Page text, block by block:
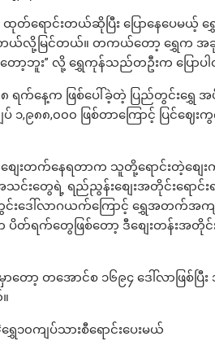
တ်ရောင်းတယ်ဆိုပြီး ပြောနေပေမယ့်
တယ်လို့မြင်တယ်။ တကယ်တော့ ရွှေက အခုခ
ဘူး” လို့ ရွှေကုန်သည်တဦးက ပြောပ
နေ့က ဖြစ်ပေါ်ခဲ့တဲ့ ပြည်တွင်းရွှေ အပိတ်
,၉၈၈,၀၀၀ ဖြစ်တာကြောင့် ပြင်ဈေး
တက်နေရတာက သူတို့ရောင်းတဲ့စျေးက ပ
အသင်းတွေရဲ့ ရည်ညွန်းစျေးအတိုင်းရော
င်းဒေါ်လာဂယက်ကြောင့် ရွှေအတက်အက
ပိတ်ရက်တွေဖြစ်တော့ ဒီစျေးတန်းအတို
ော့ တအောင်စ ၁၆၉၄ ဒေါ်လာဖြစ်ပြီး
ရွှေ၁၀ကျပ်သားစီရောင်းပေးမယ်